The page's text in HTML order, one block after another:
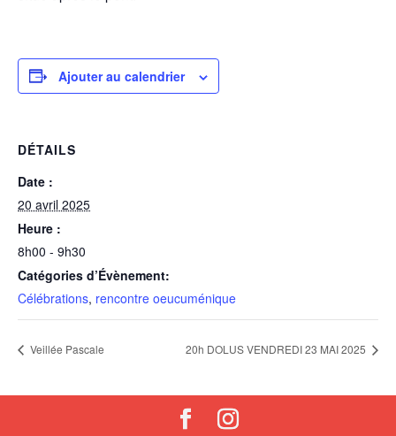
Ajouter au calendrier
DÉTAILS
Date :
20 avril 2025
Heure :
8h00 - 9h30
Catégories d’Évènement:
Célébrations, rencontre oeucuménique
Veillée Pascale 20h DOLUS VENDREDI 23 MAI 2025